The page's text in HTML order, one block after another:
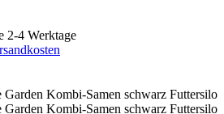
2-4 Werktage